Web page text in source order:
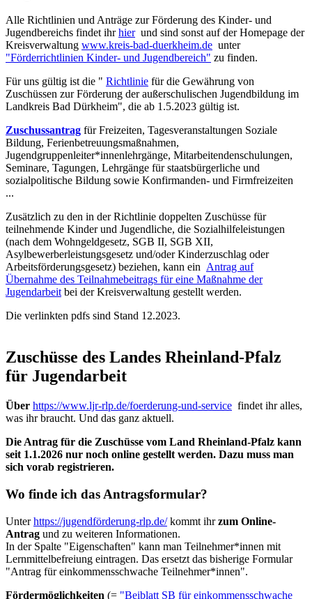
Alle Richtlinien und Anträge zur Förderung des Kinder- und
Jugendbereichs findet ihrhierund sind sonst auf der Homepage der
Kreisverwaltung www.kreis-bad-duerkheim.de unter
"Förderrichtlinien Kinder- und Jugendbereich" zu finden.
Für uns gültig ist die " Richtlinie für die Gewährung von
Zuschüssen zur Förderung der außerschulischen Jugendbildung im
Landkreis Bad Dürkheim", die ab 1.5.2023 gültig ist.
Zuschussantrag für Freizeiten, Tagesveranstaltungen Soziale
Bildung, Ferienbetreuungsmaßnahmen,
Jugendgruppenleiter*innenlehrgänge, Mitarbeitendenschulungen,
Seminare, Tagungen, Lehrgänge für staatsbürgerliche und
sozialpolitische Bildung sowie Konfirmanden- und Firmfreizeiten
...
Zusätzlich zu den in der Richtlinie doppelten Zuschüsse für
teilnehmende Kinder und Jugendliche, die Sozialhilfeleistungen
(nach dem Wohngeldgesetz, SGB II, SGB XII,
Asylbewerberleistungsgesetz und/oder Kinderzuschlag oder
Arbeitsförderungsgesetz) beziehen, kann ein Antrag auf
Übernahme des Teilnahmebeitrags für eine Maßnahme der
Jugendarbeit bei der Kreisverwaltung gestellt werden.
Die verlinkten pdfs sind Stand 12.2023.
Zuschüsse des Landes Rheinland-Pfalz
für Jugendarbeit
Über https://www.ljr-rlp.de/foerderung-und-service findet ihr alles,
was ihr braucht. Und das ganz aktuell.
Die Antrag für die Zuschüsse vom Land Rheinland-Pfalz kann
seit 1.1.2026 nur noch online gestellt werden. Dazu muss man
sich vorab registrieren.
Wo finde ich das Antragsformular?
Unterhttps://jugendförderung-rlp.de/kommt ihrzum Online-
Antrag und zu weiteren Informationen.
In der Spalte "Eigenschaften" kann man Teilnehmer*innen mit
Lernmittelbefreiung eintragen. Das ersetzt das bisherige Formular
"Antrag für einkommensschwache Teilnehmer*innen".
Fördermöglichkeiten (= "Beiblatt SB für einkommensschwache